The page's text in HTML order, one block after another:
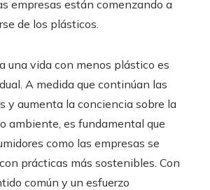
empresas están comenzando a
de los plásticos.
una vida con menos plástico es
A medida que continúan las
y aumenta la conciencia sobre la
ambiente, es fundamental que
como las empresas se
prácticas más sostenibles. Con
común y un esfuerzo